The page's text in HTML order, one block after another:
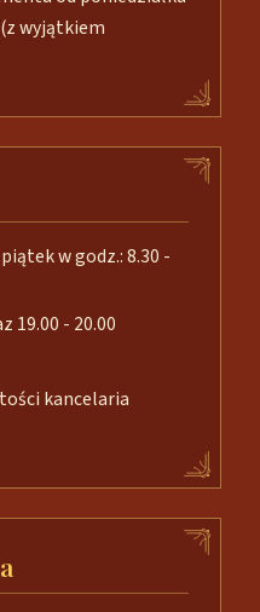
wyjątkiem
w godz.: 8.30 -
19.00 - 20.00
kancelaria